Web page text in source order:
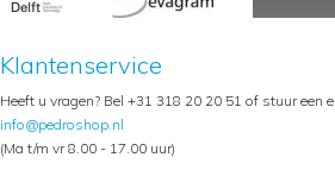
Klantenservice
Heeft u vragen? Bel +31 318 20 20 51 of stuur een
info@pedroshop.nl
(Ma t/m vr 8.00 - 17.00 uur)